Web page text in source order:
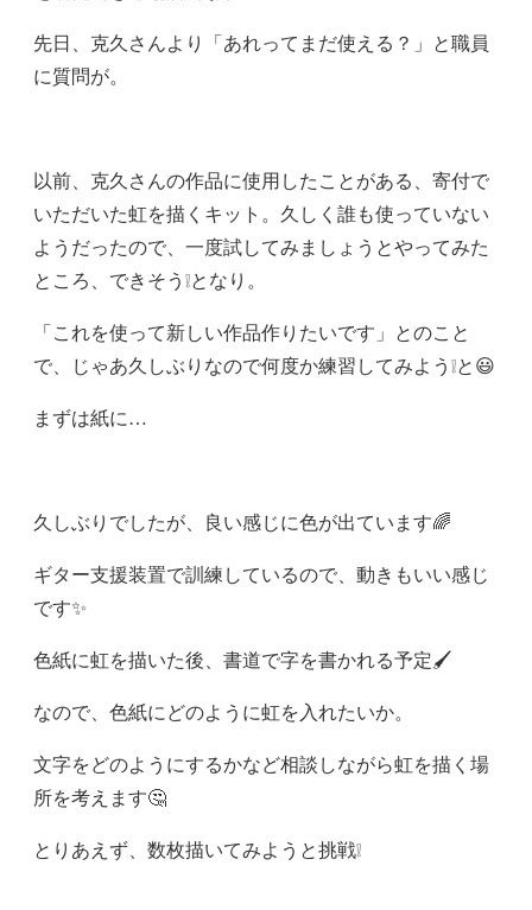
先日、克久さんより「あれってまだ使える？」と職員
に質問が。
以前、克久さんの作品に使用したことがある、寄付で
いただいた虹を描くキット。久しく誰も使っていない
ようだったので、一度試してみましょうとやってみた
ところ、できそう❕となり。
「これを使って新しい作品作りたいです」とのこと
で、じゃあ久しぶりなので何度か練習してみよう❕と😃
まずは紙に…
久しぶりでしたが、良い感じに色が出ています🌈
ギター支援装置で訓練しているので、動きもいい感じ
です✨
色紙に虹を描いた後、書道で字を書かれる予定🖌
なので、色紙にどのように虹を入れたいか。
文字をどのようにするかなど相談しながら虹を描く場
所を考えます🤔
とりあえず、数枚描いてみようと挑戦❕